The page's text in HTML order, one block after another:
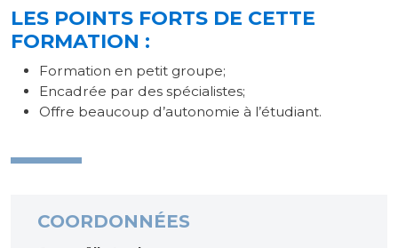
LES POINTS FORTS DE CETTE
FORMATION :
Formation en petit groupe;
Encadrée par des spécialistes;
Offre beaucoup d’autonomie à l’étudiant.
COORDONNÉES